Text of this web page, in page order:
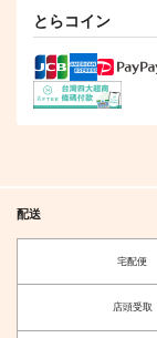
472円
とらコイン
配送
宅配便
店頭受取